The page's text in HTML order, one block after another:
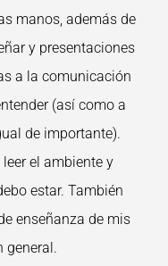
manos, además de
y presentaciones
a la comunicación
(así como a
de importante).
el ambiente y
estar. También
enseñanza de mis
general.